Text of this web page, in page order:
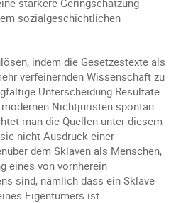
stärkere Geringschätzung
sozialgeschichtlichen
indem die Gesetzestexte als
verfeinernden Wissenschaft zu
Unterscheidung Resultate
Nichtjuristen spontan
man die Quellen unter diesem
nicht Ausdruck einer
dem Sklaven als Menschen,
eines von vornherein
sind, nämlich dass ein Sklave
Eigentümers ist.